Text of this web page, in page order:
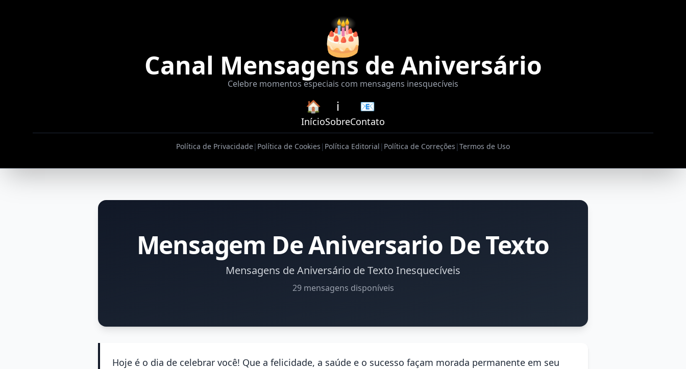
🎂
Canal Mensagens de Aniversário
Celebre momentos especiais com mensagens inesquecíveis
🏠
Início
ℹ️
Sobre
📧
Contato
Política de Privacidade| Política de Cookies | Política Editorial | Política de Correções |Termos de Uso
Mensagem De Aniversario De Texto
Mensagens de Aniversário de Texto Inesquecíveis
29 mensagens disponíveis
Hoje é o dia de celebrar você! Que a felicidade, a saúde e o sucesso façam morada permanente em seu